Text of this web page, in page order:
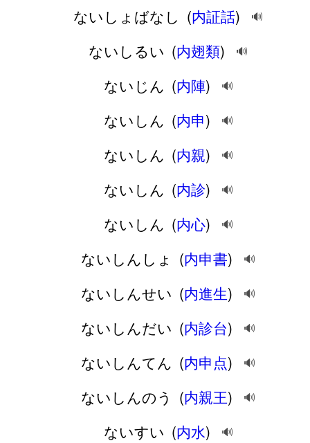
ないしょばなし (内証話) 🔊
ないしるい (内翅類) 🔊
ないじん (内陣) 🔊
ないしん (内申) 🔊
ないしん (内親) 🔊
ないしん (内診) 🔊
ないしん (内心) 🔊
ないしんしょ (内申書) 🔊
ないしんせい (内進生) 🔊
ないしんだい (内診台) 🔊
ないしんてん (内申点) 🔊
ないしんのう (内親王) 🔊
ないすい (内水) 🔊